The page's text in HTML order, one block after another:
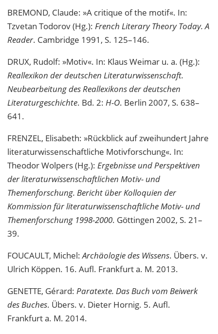
BREMOND, Claude: »A critique of the motif«. In:
Tzvetan Todorov (Hg.): French Literary Theory Today. A
Reader. Cambridge 1991, S. 125–146.
DRUX, Rudolf: »Motiv«. In: Klaus Weimar u. a. (Hg.):
Reallexikon der deutschen Literaturwissenschaft.
Neubearbeitung des Reallexikons der deutschen
Literaturgeschichte. Bd. 2: H-O. Berlin 2007, S. 638–
641.
FRENZEL, Elisabeth: »Rückblick auf zweihundert Jahre
literaturwissenschaftliche Motivforschung«. In:
Theodor Wolpers (Hg.): Ergebnisse und Perspektiven
der literaturwissenschaftlichen Motiv- und
Themenforschung. Bericht über Kolloquien der
Kommission für literaturwissenschaftliche Motiv- und
Themenforschung 1998-2000. Göttingen 2002, S. 21–
39.
FOUCAULT, Michel:Archäologie des Wissens. Übers. v.
Ulrich Köppen. 16. Aufl. Frankfurt a. M. 2013.
GENETTE, Gérard: Paratexte. Das Buch vom Beiwerk
des Buches. Übers. v. Dieter Hornig. 5. Aufl.
Frankfurt a. M. 2014.